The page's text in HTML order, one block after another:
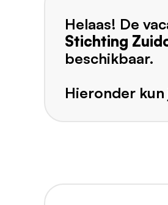
Helaas! De
Stichting
beschikbaar.
Hieronder